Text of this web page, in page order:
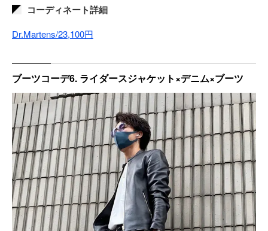
コーディネート詳細
Dr.Martens/23,100円
ブーツコーデ6. ライダースジャケット×デニム×ブーツ